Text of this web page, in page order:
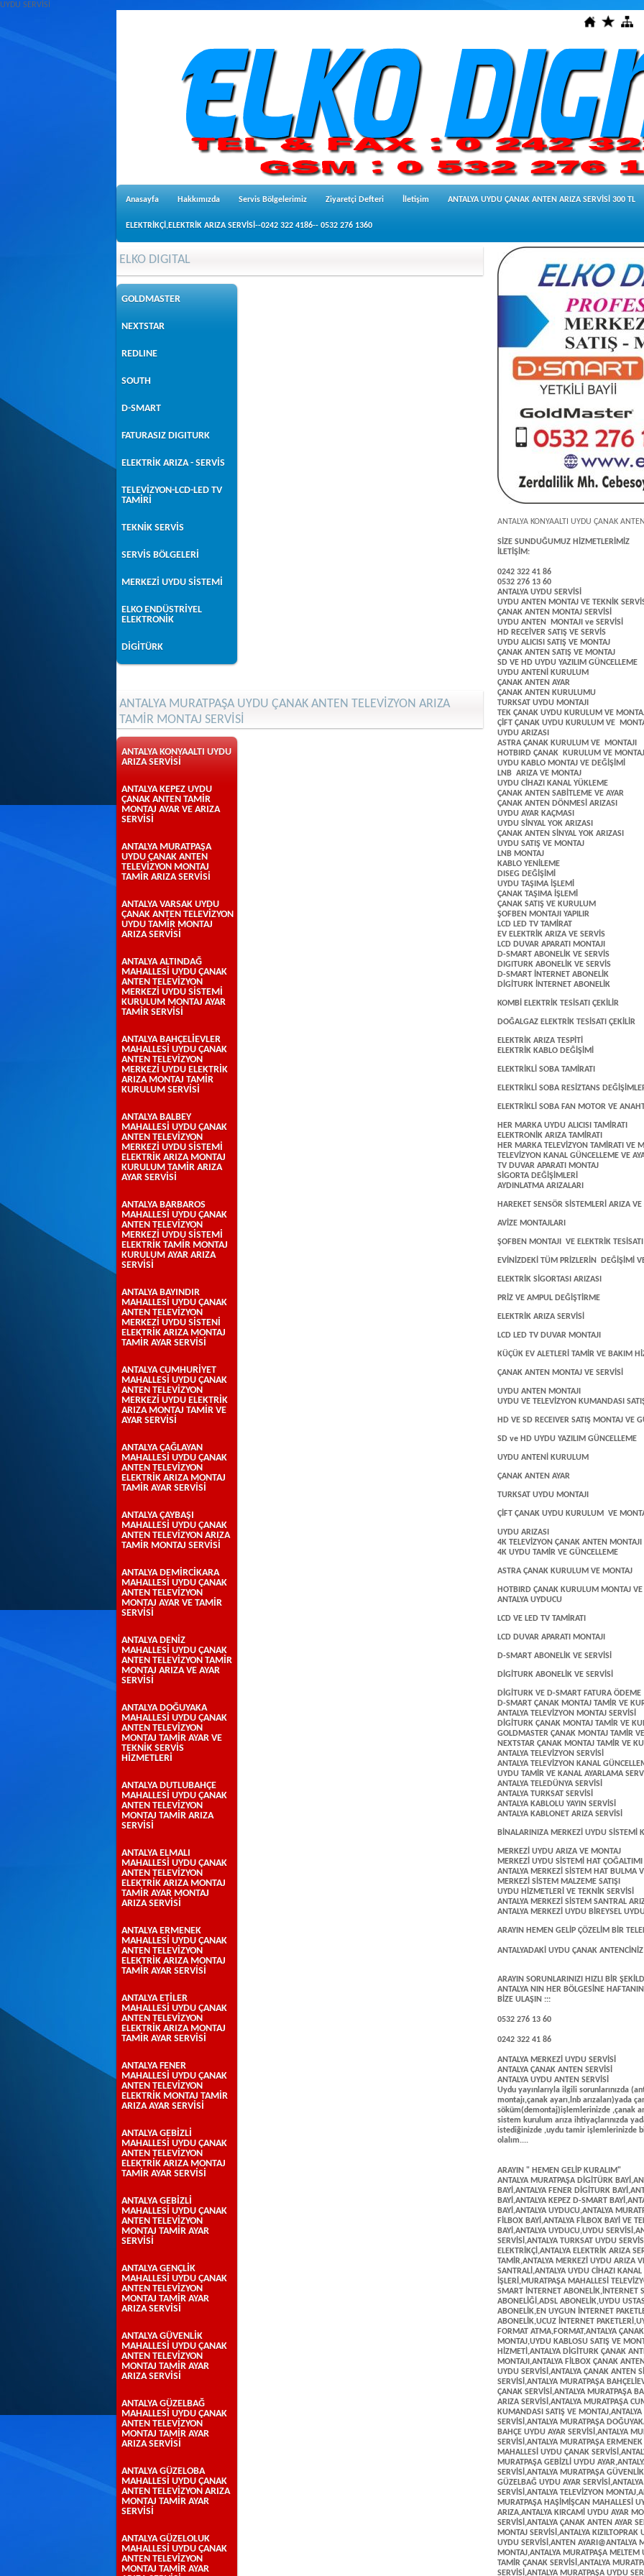
UYDU SERVİSİ
Anasayfa Hakkımızda Servis Bölgelerimiz Ziyaretçi Defteri İletişim ANTALYA UYDU ÇANAK ANTEN ARIZA SERVİSİ 300 TL
ELEKTRİKÇİ,ELEKTRİK ARIZA SERVİSİ--0242 322 4186-- 0532 276 1360
ELKO DIGITAL
GOLDMASTER
NEXTSTAR
REDLINE
SOUTH
D-SMART
FATURASIZ DIGITURK
ELEKTRİK ARIZA - SERVİS
TELEVİZYON-LCD-LED TV
TAMİRİ
TEKNİK SERVİS
SERVİS BÖLGELERİ
MERKEZİ UYDU SİSTEMİ
ELKO ENDÜSTRİYEL
ELEKTRONİK
DİGİTÜRK
ANTALYA MURATPAŞA UYDU ÇANAK ANTEN TELEVİZYON ARIZA
TAMİR MONTAJ SERVİSİ
ANTALYA KONYAALTI UYDU
ARIZA SERVİSİ
ANTALYA KEPEZ UYDU
ÇANAK ANTEN TAMİR
MONTAJ AYAR VE ARIZA
SERVİSİ
ANTALYA MURATPAŞA
UYDU ÇANAK ANTEN
TELEVİZYON MONTAJ
TAMİR ARIZA SERVİSİ
ANTALYA VARSAK UYDU
ÇANAK ANTEN TELEVİZYON
UYDU TAMİR MONTAJ
ARIZA SERVİSİ
ANTALYA ALTINDAĞ
MAHALLESİ UYDU ÇANAK
ANTEN TELEVİZYON
MERKEZİ UYDU SİSTEMİ
KURULUM MONTAJ AYAR
TAMİR SERVİSİ
ANTALYA BAHÇELİEVLER
MAHALLESİ UYDU ÇANAK
ANTEN TELEVİZYON
MERKEZİ UYDU ELEKTRİK
ARIZA MONTAJ TAMİR
KURULUM SERVİSİ
ANTALYA BALBEY
MAHALLESİ UYDU ÇANAK
ANTEN TELEVİZYON
MERKEZİ UYDU SİSTEMİ
ELEKTRİK ARIZA MONTAJ
KURULUM TAMİR ARIZA
AYAR SERVİSİ
ANTALYA BARBAROS
MAHALLESİ UYDU ÇANAK
ANTEN TELEVİZYON
MERKEZİ UYDU SİSTEMİ
ELEKTRİK TAMİR MONTAJ
KURULUM AYAR ARIZA
SERVİSİ
ANTALYA BAYINDIR
MAHALLESİ UYDU ÇANAK
ANTEN TELEVİZYON
MERKEZİ UYDU SİSTENİ
ELEKTRİK ARIZA MONTAJ
TAMİR AYAR SERVİSİ
ANTALYA CUMHURİYET
MAHALLESİ UYDU ÇANAK
ANTEN TELEVİZYON
MERKEZİ UYDU ELEKTRİK
ARIZA MONTAJ TAMİR VE
AYAR SERVİSİ
ANTALYA ÇAĞLAYAN
MAHALLESİ UYDU ÇANAK
ANTEN TELEVİZYON
ELEKTRİK ARIZA MONTAJ
TAMİR AYAR SERVİSİ
ANTALYA ÇAYBAŞI
MAHALLESİ UYDU ÇANAK
ANTEN TELEVİZYON ARIZA
TAMİR MONTAJ SERVİSİ
ANTALYA DEMİRCİKARA
MAHALLESİ UYDU ÇANAK
ANTEN TELEVİZYON
MONTAJ AYAR VE TAMİR
SERVİSİ
ANTALYA DENİZ
MAHALLESİ UYDU ÇANAK
ANTEN TELEVİZYON TAMİR
MONTAJ ARIZA VE AYAR
SERVİSİ
ANTALYA DOĞUYAKA
MAHALLESİ UYDU ÇANAK
ANTEN TELEVİZYON
MONTAJ TAMİR AYAR VE
TEKNİK SERVİS
HİZMETLERİ
ANTALYA DUTLUBAHÇE
MAHALLESİ UYDU ÇANAK
ANTEN TELEVİZYON
MONTAJ TAMİR ARIZA
SERVİSİ
ANTALYA ELMALI
MAHALLESİ UYDU ÇANAK
ANTEN TELEVİZYON
ELEKTRİK ARIZA MONTAJ
TAMİR AYAR MONTAJ
ARIZA SERVİSİ
ANTALYA ERMENEK
MAHALLESİ UYDU ÇANAK
ANTEN TELEVİZYON
ELEKTRİK ARIZA MONTAJ
TAMİR AYAR SERVİSİ
ANTALYA ETİLER
MAHALLESİ UYDU ÇANAK
ANTEN TELEVİZYON
ELEKTRİK ARIZA MONTAJ
TAMİR AYAR SERVİSİ
ANTALYA FENER
MAHALLESİ UYDU ÇANAK
ANTEN TELEVİZYON
ELEKTRİK MONTAJ TAMİR
ARIZA AYAR SERVİSİ
ANTALYA GEBİZLİ
MAHALLESİ UYDU ÇANAK
ANTEN TELEVİZYON
ELEKTRİK ARIZA MONTAJ
TAMİR AYAR SERVİSİ
ANTALYA GEBİZLİ
MAHALLESİ UYDU ÇANAK
ANTEN TELEVİZYON
MONTAJ TAMİR AYAR
SERVİSİ
ANTALYA GENÇLİK
MAHALLESİ UYDU ÇANAK
ANTEN TELEVİZYON
MONTAJ TAMİR AYAR
ARIZA SERVİSİ
ANTALYA GÜVENLİK
MAHALLESİ UYDU ÇANAK
ANTEN TELEVİZYON
MONTAJ TAMİR AYAR
ARIZA SERVİSİ
ANTALYA GÜZELBAĞ
MAHALLESİ UYDU ÇANAK
ANTEN TELEVİZYON
MONTAJ TAMİR AYAR
ARIZA SERVİSİ
ANTALYA GÜZELOBA
MAHALLESİ UYDU ÇANAK
ANTEN TELEVİZYON ARIZA
MONTAJ TAMİR AYAR
SERVİSİ
ANTALYA GÜZELOLUK
MAHALLESİ UYDU ÇANAK
ANTEN TELEVİZYON
MONTAJ TAMİR AYAR
ANTALYA KONYAALTI UYDU ÇANAK
SİZE SUNDUĞUMUZ HİZMETLERİMİZ
İLETİŞİM:
0242 322 41 86
0532 276 13 60
ANTALYA UYDU SERVİSİ
UYDU ANTEN MONTAJ VE TEKNİK
ÇANAK ANTEN MONTAJ SERVİSİ
UYDU ANTEN MONTAJI ve SERVİSİ
HD RECEİVER SATIŞ VE SERVİS
UYDU ALICISI SATIŞ VE MONTAJ
ÇANAK ANTEN SATIŞ VE MONTAJ
SD VE HD UYDU YAZILIM GÜNCELLEME
UYDU ANTENİ KURULUM
ÇANAK ANTEN AYAR
ÇANAK ANTEN KURULUMU
TURKSAT UYDU MONTAJI
TEK ÇANAK UYDU KURULUM VE
ÇİFT ÇANAK UYDU KURULUM VE
UYDU ARIZASI
ASTRA ÇANAK KURULUM VE MONTAJI
HOTBIRD ÇANAK KURULUM VE MONTAJI
UYDU KABLO MONTAJ VE DEĞİŞİMİ
LNB ARIZA VE MONTAJ
UYDU CİHAZI KANAL YÜKLEME
ÇANAK ANTEN SABİTLEME VE AYAR
ÇANAK ANTEN DÖNMESİ ARIZASI
UYDU AYAR KAÇMASI
UYDU SİNYAL YOK ARIZASI
ÇANAK ANTEN SİNYAL YOK ARIZASI
UYDU SATIŞ VE MONTAJ
LNB MONTAJ
KABLO YENİLEME
DISEG DEĞİŞİMİ
UYDU TAŞIMA İŞLEMİ
ÇANAK TAŞIMA İŞLEMİ
ÇANAK SATIŞ VE KURULUM
ŞOFBEN MONTAJI YAPILIR
LCD LED TV TAMİRAT
EV ELEKTRİK ARIZA VE SERVİS
LCD DUVAR APARATI MONTAJI
D-SMART ABONELİK VE SERVİS
DIGITURK ABONELİK VE SERVİS
D-SMART İNTERNET ABONELİK
DİGİTURK İNTERNET ABONELİK
KOMBİ ELEKTRİK TESİSATI ÇEKİLİR
DOĞALGAZ ELEKTRİK TESİSATI ÇEKİLİR
ELEKTRİK ARIZA TESPİTİ
ELEKTRİK KABLO DEĞİŞİMİ
ELEKTRİKLİ SOBA TAMİRATI
ELEKTRİKLİ SOBA RESİZTANS
ELEKTRİKLİ SOBA FAN MOTOR VE
HER MARKA UYDU ALICISI TAMİRATI
ELEKTRONİK ARIZA TAMİRATI
HER MARKA TELEVİZYON TAMİRATI VE
TELEVİZYON KANAL GÜNCELLEME VE
TV DUVAR APARATI MONTAJ
SİGORTA DEĞİŞİMLERİ
AYDINLATMA ARIZALARI
HAREKET SENSÖR SİSTEMLERİ ARIZA
AVİZE MONTAJLARI
ŞOFBEN MONTAJI VE ELEKTRİK TESİSATI
EVİNİZDEKİ TÜM PRİZLERİN DEĞİŞİMİ
ELEKTRİK SİGORTASI ARIZASI
PRİZ VE AMPUL DEĞİŞTİRME
ELEKTRİK ARIZA SERVİSİ
LCD LED TV DUVAR MONTAJI
KÜÇÜK EV ALETLERİ TAMİR VE BAKIM
ÇANAK ANTEN MONTAJ VE SERVİSİ
UYDU ANTEN MONTAJI
UYDU VE TELEVİZYON KUMANDASI
HD VE SD RECEIVER SATIŞ MONTAJ VE
SD ve HD UYDU YAZILIM GÜNCELLEME
UYDU ANTENİ KURULUM
ÇANAK ANTEN AYAR
TURKSAT UYDU MONTAJI
ÇİFT ÇANAK UYDU KURULUM VE
UYDU ARIZASI
4K TELEVİZYON ÇANAK ANTEN MONTAJI
4K UYDU TAMİR VE GÜNCELLEME
ASTRA ÇANAK KURULUM VE MONTAJ
HOTBIRD ÇANAK KURULUM MONTAJ
ANTALYA UYDUCU
LCD VE LED TV TAMİRATI
LCD DUVAR APARATI MONTAJI
D-SMART ABONELİK VE SERVİSİ
DİGİTURK ABONELİK VE SERVİSİ
DİGİTURK VE D-SMART FATURA ÖDEME
D-SMART ÇANAK MONTAJ TAMİR VE
ANTALYA TELEVİZYON MONTAJ SERVİSİ
DİGİTURK ÇANAK MONTAJ TAMİR VE
GOLDMASTER ÇANAK MONTAJ TAMİR
NEXTSTAR ÇANAK MONTAJ TAMİR VE
ANTALYA TELEVİZYON SERVİSİ
ANTALYA TELEVİZYON KANAL
UYDU TAMİR VE KANAL AYARLAMA
ANTALYA TELEDÜNYA SERVİSİ
ANTALYA TURKSAT SERVİSİ
ANTALYA KABLOLU YAYIN SERVİSİ
ANTALYA KABLONET ARIZA SERVİSİ
BİNALARINIZA MERKEZİ UYDU SİSTEMİ
MERKEZİ UYDU ARIZA VE MONTAJ
MERKEZİ UYDU SİSTEMİ HAT ÇOĞALTIMI
ANTALYA MERKEZİ SİSTEM HAT BULMA
MERKEZİ SİSTEM MALZEME SATIŞI
UYDU HİZMETLERİ VE TEKNİK SERVİSİ
ANTALYA MERKEZİ SİSTEM SANTRAL
ANTALYA MERKEZİ UYDU BİREYSEL
ARAYIN HEMEN GELİP ÇÖZELİM BİR
ANTALYADAKİ UYDU ÇANAK ANTENCİNİZ
ARAYIN SORUNLARINIZI HIZLI BİR
ANTALYA NIN HER BÖLGESİNE
BİZE ULAŞIN :::
0532 276 13 60
0242 322 41 86
ANTALYA MERKEZİ UYDU SERVİSİ
ANTALYA ÇANAK ANTEN SERVİSİ
ANTALYA UYDU ANTEN SERVİSİ
Uydu yayınlarıyla ilgili sorunlarınızda
montajı,çanak ayarı,lnb arızaları)yada
söküm(demontaj)işlemlerinizde ,çanak
sistem kurulum arıza ihtiyaçlarınızda
istediğinizde ,uydu tamir işlemlerinizde
olalım....
ARAYIN " HEMEN GELİP KURALIM"
ANTALYA MURATPAŞA DİGİTÜRK BAYİ,ANTALYA KEPEZ DİGİTURK BAYİ,ANTALYA KONYAALTI DİGİTURK BAYİ,ANTALYA FENER DİGİTURK BAYİ,ANTALYA VARSAK DİGİTURK BAYİ,ANTALYA MURATPAŞA D-SMART BAYİ,ANTALYA KEPEZ D-SMART BAYİ,ANTALYA KONYAALTI D-SMART BAYİ,ANTALYA FENER LARA D-SMART BAYİ,ANTALYA UYDUCU,ANTALYA MURATPAŞA FİLBOX BAYİ,ANTALYA KEPEZ FİLBOX BAYİ,ANTALYA FENER FİLBOX BAYİ,ANTALYA FİLBOX BAYİ VE TEKNİK SERVİS,ANTALYA GOLDMASTER BAYİ,ANTALYA NEXTSTAR BAYİ,ANTALYA UYDUCU,UYDU SERVİSİ,ANTALYA KABLOLU YAYIN SERVİSİ,ANTALYA TELEDÜNYA SERVİSİ,ANTALYA TURKSAT UYDU SERVİSİ,TEKNİK SERVİSİ ,UYDUCU,ÇANAK ANTENCİ,ANTALYA ELEKTRİKÇİ,ANTALYA ELEKTRİK ARIZA SERVİSİ,ANTALYA ELEKTRİK TESİSAT,ANTALYA ELEKTRONİK TAMİR,ANTALYA MERKEZİ UYDU ARIZA VE KURULUM,MURATPAŞA MAHALLESİ MERKEZİ UYDU SANTRALİ,ANTALYA UYDU CİHAZI KANAL YÜKLEME,MERKEZİ UYDU SANTRALİ ARIZA VE BAKIM İŞLERİ,MURATPAŞA MAHALLESİ TELEVİZYON TAMİRCİSİ,TELEVİZYON MONTAJ,D-SMART İNTERNET SATIŞ,D-SMART İNTERNET ABONELİK,İNTERNET SATIŞ,DİGİTURK İNTERNET SATIŞ,DİGİTURK İNTERNET ABONELİĞİ,ADSL ABONELİK,UYDU USTASI,UYDUCU,ADSL SATIŞ,FİBER İNTERNET SATIŞ,FİBER İNTERNET ABONELİK,EN UYGUN İNTERNET PAKETLERİ,İNTERNET BAŞVURU MERKEZİ,SINIRSIZ İNTERNET ABONELİK,UCUZ İNTERNET PAKETLERİ,UYDU SATIŞ,UYDU FORMATLAMA,ANTALYA ÇANAK ANTENCİ,UYDU FORMAT ATMA,FORMAT,ANTALYA ÇANAK ANTEN SATIŞI VE MONTAJI,ANTALYA LNB DEĞİŞTİRME,TWİN LNB MONTAJ,UYDU KABLOSU SATIŞ VE MONTAJ,KABLO DEĞİŞTİRME,ANTALYA ÇANAK ANTENİ AYARLAMA HİZMETİ,ANTALYA DİGİTURK ÇANAK ANTEN MONTAJI,ANTALYA D-SMART ÇANAK ANTEN MONTAJI,ANTALYA FİLBOX ÇANAK ANTEN MONTAJI,ANTALYA ÇANAK ANTEN SABİTLEME,ANTALYA HIZLI UYDU SERVİSİ,ANTALYA ÇANAK ANTEN SİSTEMLERİ,ANTALYA MURATPAŞA ALTINDAĞ UYD SERVİSİ,ANTALYA MURATPAŞA BAHÇELİEVLER UYDU SERVİSİ,ANTALYA MURATPAŞA BARBAROS UYDU ÇANAK SERVİSİ,ANTALYA MURATPAŞA BALBEY UYDU ARIZA SERVİSİ,ANTALYA MURATPAŞA BAYINDIR UYDU ARIZA SERVİSİ,ANTALYA MURATPAŞA CUMHURİYET UYDU AYAR SERVİSİ,ANTALYA TELEVİZYON UYDU KUMANDASI SATIŞ VE MONTAJ,ANTALYA MURATPAŞA ÇAĞLAYAN MAHALLESİ UYDU ARIZA SERVİSİ,ANTALYA MURATPAŞA DOĞUYAKA MAHALLESİ UYDU ARIZA SERVİSİ,ANTALYA MURATPAŞA DUTLU BAHÇE UYDU AYAR SERVİSİ,ANTALYA MURATPAŞA ELMALI MAHALLESİ UYDU ÇANAK TAMİR SERVİSİ,ANTALYA MURATPAŞA ERMENEK MAHALLESİ UYDU ARIZA SERVİSİ,ANTALYA MURATPAŞA ETİLER MAHALLESİ UYDU ÇANAK SERVİSİ,ANTALYA MURATPAŞA FENER MAHALLESİ UYDU AYAR SERVİSİ,ANTALYA MURATPAŞA GEBİZLİ UYDU AYAR,ANTALYA MURATPAŞA GENÇLİK MAHALLESİ UYDU AYAR MONTAJ SERVİSİ,ANTALYA MURATPAŞA GÜVENLİK MAHALLESİ UYDU AYAR SERVİSİ,ANTALYA MURATPAŞA GÜZELBAĞ UYDU AYAR SERVİSİ,ANTALYA MURATPAŞA GÜZELOBA MAHALLESİ UYDU ÇANAK SERVİSİ,ANTALYA TELEVİZYON MONTAJ,ANTALYA MURATPAŞA GÜZELOLUK UYDU ÇANAK SERVİSİ,ANTALYA MURATPAŞA HAŞİMİŞCAN MAHALLESİ UYDU AYRA MONTAJ,ANTALYA MURATPAŞA KILIÇASLAN UYDU ARIZA,ANTALYA KIRCAMİ UYDU AYAR MONTAJ SERVİSİ,ANTALYA KIŞLA MAHALLESİ UYDU ARIZA SERVİSİ,ANTALYA ÇANAK ANTEN AYAR SERVİSİ,ANTALYA MURATPAŞA KIZILARIK UYDU AYAR TAMİR VE MONTAJ SERVİSİ,ANTALYA KIZILTOPRAK UYDU AYAR MONTAJ SERVİSİ,ANTALYA MURATPAŞA KONUKSEVER UYDU SERVİSİ,ANTEN AYARI@ANTALYA MURATPAŞA MEHMETÇİK MAHALLESİ UYDU AYAR MONTAJ,ANTALYA MURATPAŞA MELTEM UYDU AYAR SERVİSİ,ANTALYA MURATPAŞA MEMUREVLERİ UYDU TAMİR ÇANAK SERVİSİ,ANTALYA MURATPAŞA MEYDANKAVAĞI MAHALLESİ UYDU AYAR ARIZA MONTAJ SERVİSİ,ANTALYA MURATPAŞA UYDU SERVİSİ,ANTALYA MURATPAŞA SEDİR UYDU SERVİSİ,ANTALYA MURATPAŞA SELÇUK UYDU ARIZA SERVİSİ,ANTALYA MURATPAŞA SİNAN MAHALLESİ UYDU ARIZA MONTAJ TAMİR SERVİSİ,ANTALYA SOĞUKSU MAHALLESİ UYDU SERVİSİ,ANTALYA MURATPAŞA ŞİRİNYALI UYDU AYAR MONTAJ SERVİSİ,ANTALYA MURATPAŞA TAHILPAZARI UYDU MONTAJ SERVİSİ,ANTALYA MURATPAŞA TARIM MAHALLESİ ÇANAK MONTAJ,ANTALYA MURATPAŞA TOPÇULAR UYDU ARIZA SERVİSİ,ANTALYA MURATPAŞA TUZCULAR UYDU ÇANAK SERVİSİ,ANTALYA MURATPAŞA ÜÇGEN MAHALLESİ UYDU ARIZA SERVİSİ,ANTALYA MURATPAŞA VARLIK UYDU SERVİSİ,ANTALYA MURATPAŞA YENİGÖL UYDU ARIZA,ANTALYA UYDU AYAR SERVİSİ,ANTALYA